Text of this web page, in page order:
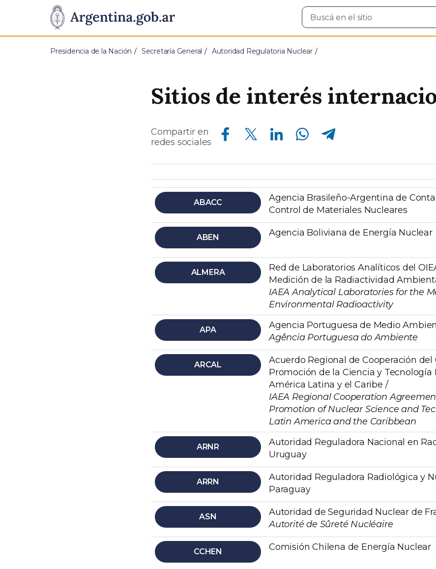
Presidencia
de
Pasar al contenido principal
Buscar
en
Presidencia de la Nación Secretaría General Autoridad Regulatoria Nuclear
Sitios de interés
Compartir en
redes sociales
Compartir en Facebook Compartir en Twitter Compartir en Linkedin Compartir en Whatsapp Compartir en Telegram
ABACC
Agencia Brasileño-Argentina de
Control de Materiales Nucleares
ABEN Agencia Boliviana de Energía Nuclear
ALMERA
Red de Laboratorios Analíticos del
Medición de la Radiactividad
IAEA Analytical Laboratories for the
Environmental Radioactivity
APA
Agencia Portuguesa de Medio
Agência Portuguesa do Ambiente
ARCAL
Acuerdo Regional de Cooperación del
Promoción de la Ciencia y Tecnología
América Latina y el Caribe /
IAEA Regional Cooperation
Promotion of Nuclear Science and
Latin America and the Caribbean
ARNR
Autoridad Reguladora Nacional en
Uruguay
ARRN
Autoridad Reguladora Radiológica y
Paraguay
ASN
Autoridad de Seguridad Nuclear de
Autorité de Sûreté Nucléaire
CCHEN Comisión Chilena de Energía Nuclear